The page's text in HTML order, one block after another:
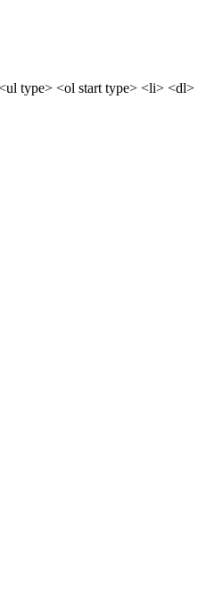
type> <ol start type> <li>